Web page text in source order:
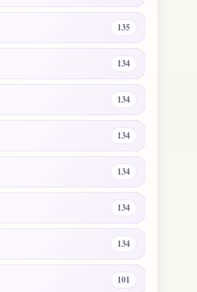
135
134
134
134
134
134
134
101